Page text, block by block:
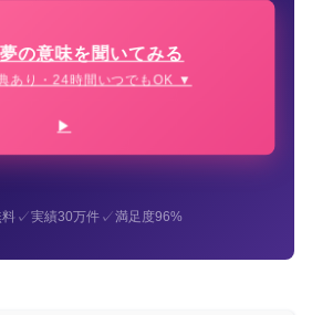
の意味を聞いてみる
あり・24時間いつでもOK ▼
✓実績30万件✓満足度96%